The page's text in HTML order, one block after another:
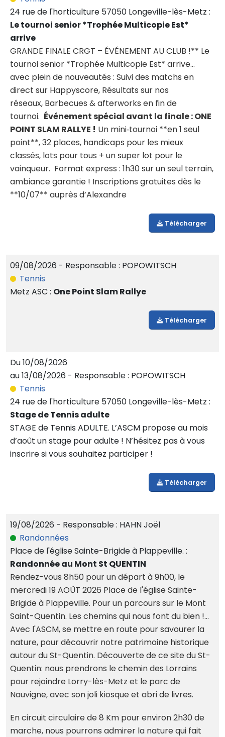
24 rue de l'horticulture 57050 Longeville-lès-Metz :
Le tournoi senior *Trophée Multicopie Est*
arrive
GRANDE FINALE CRGT – ÉVÉNEMENT AU CLUB !** Le
tournoi senior *Trophée Multicopie Est* arrive…
avec plein de nouveautés : Suivi des matchs en
direct sur Happyscore, Résultats sur nos
réseaux, Barbecues & afterworks en fin de
tournoi. Événement spécial avant la finale : ONE
POINT SLAM RALLYE ! Un mini‑tournoi **en 1 seul
point**, 32 places, handicaps pour les mieux
classés, lots pour tous + un super lot pour le
vainqueur. Format express : 1h30 sur un seul terrain,
ambiance garantie ! Inscriptions gratuites dès le
**10/07** auprès d’Alexandre
Télécharger
09/08/2026 - Responsable : POPOWITSCH
Tennis
Metz ASC : One Point Slam Rallye
Télécharger
Du 10/08/2026
au 13/08/2026 - Responsable : POPOWITSCH
Tennis
24 rue de l'horticulture 57050 Longeville-lès-Metz :
Stage de Tennis adulte
STAGE de Tennis ADULTE. L’ASCM propose au mois
d’août un stage pour adulte ! N’hésitez pas à vous
inscrire si vous souhaitez participer !
Télécharger
19/08/2026 - Responsable : HAHN Joël
Randonnées
Place de l'église Sainte-Brigide à Plappeville. :
Randonnée au Mont St QUENTIN
Rendez-vous 8h50 pour un départ à 9h00, le
mercredi 19 AOÛT 2026 Place de l'église Sainte-
Brigide à Plappeville. Pour un parcours sur le Mont
Saint-Quentin. Les chemins qui nous font du bien !...
Avec l'ASCM, se mettre en route pour savourer la
nature, pour découvrir notre patrimoine historique
autour du St-Quentin. Découverte de ce site du St-
Quentin: nous prendrons le chemin des Lorrains
pour rejoindre Lorry-lès-Metz et le parc de
Nauvigne, avec son joli kiosque et abri de livres.
En circuit circulaire de 8 Km pour environ 2h30 de
marche, nous pourrons admirer la nature qui fait